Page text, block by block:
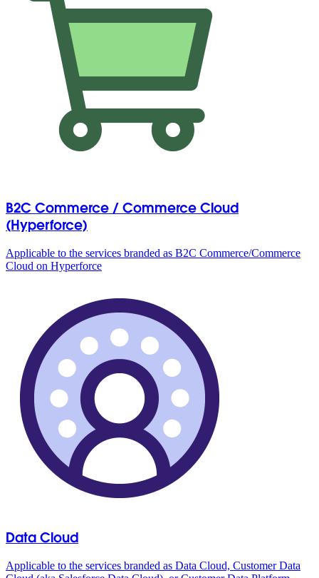
B2C Commerce / Commerce Cloud
(Hyperforce)
Applicable to the services branded as B2C Commerce/Commerce
Cloud on Hyperforce
Data Cloud
Applicable to the services branded as Data Cloud, Customer Data